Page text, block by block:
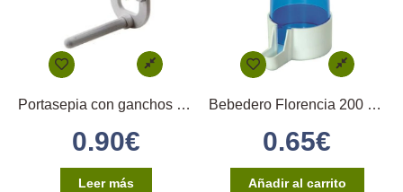
Portasepia con ganchos en plástico
0.90€
Leer más
Bebedero Florencia 200 cc. Azul 2GR
0.65€
Añadir al carrito